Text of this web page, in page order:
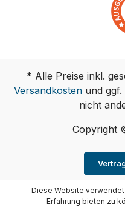
* Alle Preise inkl.
Versandkostenund ggf.
nicht
Copyright
Diese Website
Erfahrung bieten zu